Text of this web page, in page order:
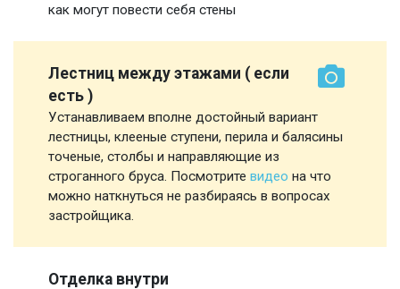
как могут повести себя стены
Лестниц между этажами ( если
есть )
Устанавливаем вполне достойный вариант
лестницы, клееные ступени, перила и балясины
точеные, столбы и направляющие из
строганного бруса. Посмотрите видео на что
можно наткнуться не разбираясь в вопросах
застройщика.
Отделка внутри